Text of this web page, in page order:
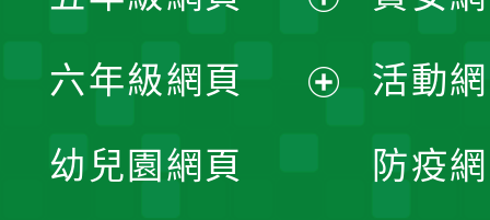
單
開
選
開
六年級網頁
幼兒園網頁
活動
防疫